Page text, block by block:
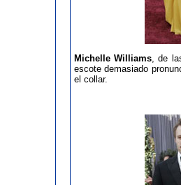
Michelle Williams, de
escote demasiado
el collar.